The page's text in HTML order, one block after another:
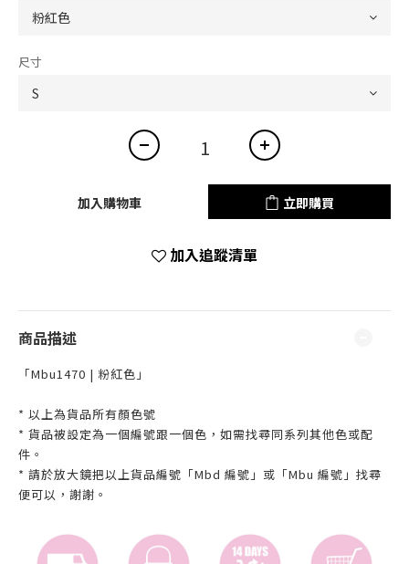
尺寸
加入購物車 立即購買
加入追蹤清單
商品描述
「Mbu1470 | 粉紅色」
* 以上為貨品所有顏色號
* 貨品被設定為一個編號跟一個色，如需找尋同系列其他色或配
件。
* 請於放大鏡把以上貨品編號「Mbd 編號」或「Mbu 編號」找尋
便可以，謝謝。